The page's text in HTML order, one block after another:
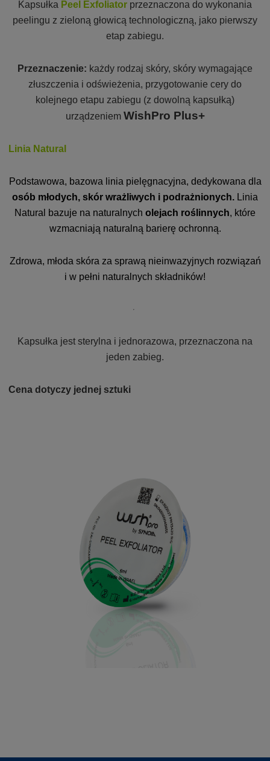
Kapsułka Peel Exfoliator przeznaczona do wykonania
peelingu z zieloną głowicą technologiczną, jako pierwszy
etap zabiegu.
Przeznaczenie: każdy rodzaj skóry, skóry wymagające
złuszczenia i odświeżenia, przygotowanie cery do
kolejnego etapu zabiegu (z dowolną kapsułką)
urządzeniem WishPro Plus+
Linia Natural
Podstawowa, bazowa linia pielęgnacyjna, dedykowana dla
osób młodych, skór wrażliwych i podrażnionych. Linia
Natural bazuje na naturalnych olejach roślinnych, które
wzmacniają naturalną barierę ochronną.
Zdrowa, młoda skóra za sprawą nieinwazyjnych rozwiązań
i w pełni naturalnych składników!
Kapsułka jest sterylna i jednorazowa, przeznaczona na
jeden zabieg.
Cena dotyczy jednej sztuki